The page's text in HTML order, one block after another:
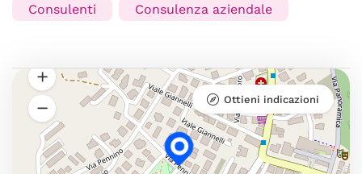
Consulenti Consulenza aziendale
Ottieni indicazioni